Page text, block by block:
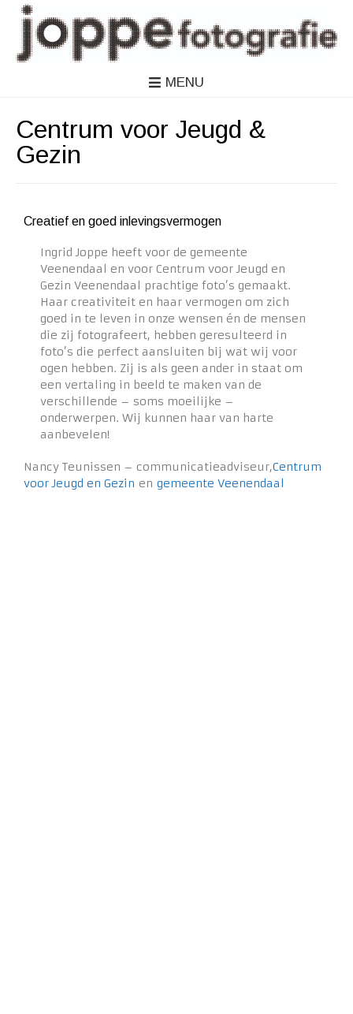
MENU
Centrum voor Jeugd &
Gezin
Creatief en goed inlevingsvermogen
Ingrid Joppe heeft voor de gemeente
Veenendaal en voor Centrum voor Jeugd en
Gezin Veenendaal prachtige foto’s gemaakt.
Haar creativiteit en haar vermogen om zich
goed in te leven in onze wensen én de mensen
die zij fotografeert, hebben geresulteerd in
foto’s die perfect aansluiten bij wat wij voor
ogen hebben. Zij is als geen ander in staat om
een vertaling in beeld te maken van de
verschillende – soms moeilijke –
onderwerpen. Wij kunnen haar van harte
aanbevelen!
Nancy Teunissen – communicatieadviseur,Centrum
voor Jeugd en Gezin en gemeente Veenendaal